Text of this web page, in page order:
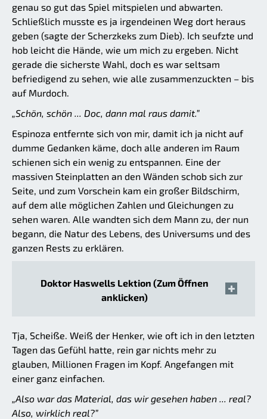
genau so gut das Spiel mitspielen und abwarten.
Schließlich musste es ja irgendeinen Weg dort heraus
geben (sagte der Scherzkeks zum Dieb). Ich seufzte und
hob leicht die Hände, wie um mich zu ergeben. Nicht
gerade die sicherste Wahl, doch es war seltsam
befriedigend zu sehen, wie alle zusammenzuckten – bis
auf Murdoch.
„Schön, schön ... Doc, dann mal raus damit.”
Espinoza entfernte sich von mir, damit ich ja nicht auf
dumme Gedanken käme, doch alle anderen im Raum
schienen sich ein wenig zu entspannen. Eine der
massiven Steinplatten an den Wänden schob sich zur
Seite, und zum Vorschein kam ein großer Bildschirm,
auf dem alle möglichen Zahlen und Gleichungen zu
sehen waren. Alle wandten sich dem Mann zu, der nun
begann, die Natur des Lebens, des Universums und des
ganzen Rests zu erklären.
Doktor Haswells Lektion (Zum Öffnen
anklicken)
Tja, Scheiße. Weiß der Henker, wie oft ich in den letzten
Tagen das Gefühl hatte, rein gar nichts mehr zu
glauben, Millionen Fragen im Kopf. Angefangen mit
einer ganz einfachen.
„Also war das Material, das wir gesehen haben ... real?
Also, wirklich real?”